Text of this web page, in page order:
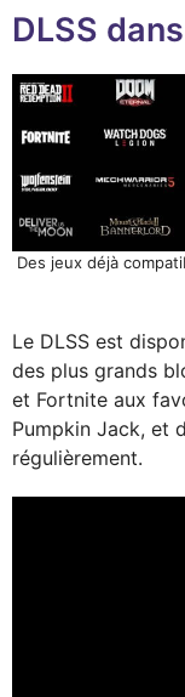
DLSS
Des jeux déjà
Le DLSS est
des plus grands
et Fortnite aux
Pumpkin Jack, et
régulièrement.